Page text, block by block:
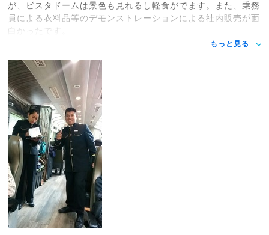
が、ビスタドームは景色も見れるし軽食がでます。また、乗務
員による衣料品等のデモンストレーションによる社内販売が面
白かったです。
もっと見る